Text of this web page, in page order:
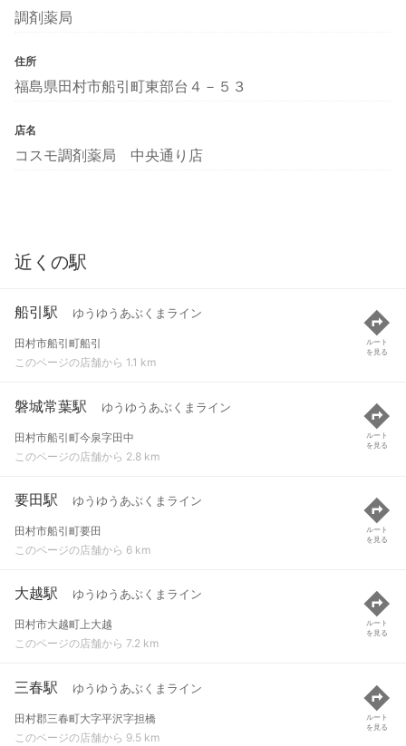
調剤薬局
住所
福島県田村市船引町東部台４－５３
店名
コスモ調剤薬局 中央通り店
近くの駅
船引駅 ゆうゆうあぶくまライン
田村市船引町船引
このページの店舗から 1.1 km
ルート
を見る
磐城常葉駅 ゆうゆうあぶくまライン
田村市船引町今泉字田中
このページの店舗から 2.8 km
ルート
を見る
要田駅 ゆうゆうあぶくまライン
田村市船引町要田
このページの店舗から 6 km
ルート
を見る
大越駅 ゆうゆうあぶくまライン
田村市大越町上大越
このページの店舗から 7.2 km
ルート
を見る
三春駅 ゆうゆうあぶくまライン
田村郡三春町大字平沢字担橋
このページの店舗から 9.5 km
ルート
を見る